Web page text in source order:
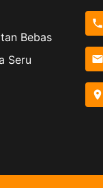
Bebas
Seru